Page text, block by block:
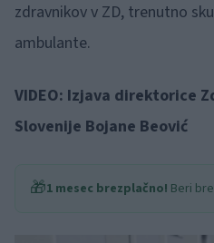
zdravnikov v ZD, trenutno
ambulante.
VIDEO: Izjava direktorice
Slovenije Bojane Beović
🎁1 mesec brezplačno! Beri